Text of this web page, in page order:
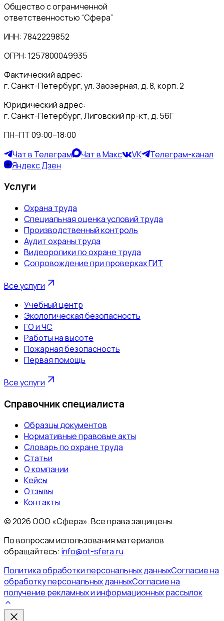
Общество с ограниченной
ответственностью “Сфера”
ИНН: 7842229852
ОГРН: 1257800049935
Фактический адрес:
г. Санкт-Петербург, ул. Заозерная, д. 8, корп. 2
Юридический адрес:
г. Санкт-Петербург, Лиговский пр-кт, д. 56Г
ПН–ПТ 09:00–18:00
Чат в Телеграм
Чат в Макс VK
Телеграм-канал
Яндекс Дзен
Услуги
Охрана труда
Специальная оценка условий труда
Производственный контроль
Аудит охраны труда
Видеоролики по охране труда
Сопровождение при проверках ГИТ
Все услуги
Учебный центр
Экологическая безопасность
ГО и ЧС
Работы на высоте
Пожарная безопасность
Первая помощь
Все услуги
Справочник специалиста
Образцы документов
Нормативные правовые акты
Словарь по охране труда
Статьи
О компании
Кейсы
Отзывы
Контакты
©2026ООО «Сфера». Все права защищены.
По вопросам использования материалов
обращайтесь: info@ot-sfera.ru
Политика обработки персональных данныхСогласие на
обработку персональных данныхСогласие на
получение рекламных и информационных рассылок